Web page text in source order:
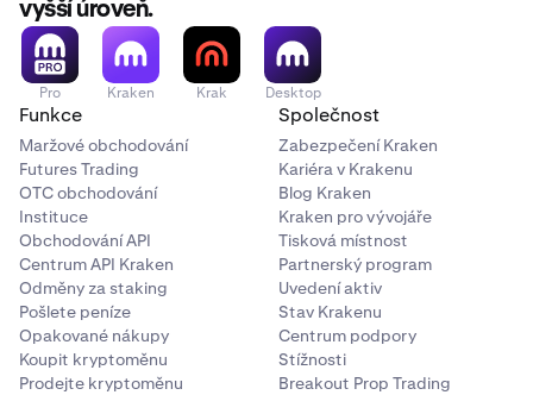
vyšší úroveň.
Pro Kraken Krak Desktop
Funkce
Maržové obchodování
Futures Trading
OTC obchodování
Instituce
Obchodování API
Centrum API Kraken
Odměny za staking
Pošlete peníze
Opakované nákupy
Koupit kryptoměnu
Prodejte kryptoměnu
Společnost
Zabezpečení Kraken
Kariéra v Krakenu
Blog Kraken
Kraken pro vývojáře
Tisková místnost
Partnerský program
Uvedení aktiv
Stav Krakenu
Centrum podpory
Stížnosti
Breakout Prop Trading